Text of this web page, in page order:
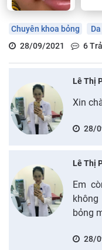
Chuyên khoa bỏng
28/09/2021
6
Lê Thị
Xin
28/
Lê Thị
Em
bỏng
28/